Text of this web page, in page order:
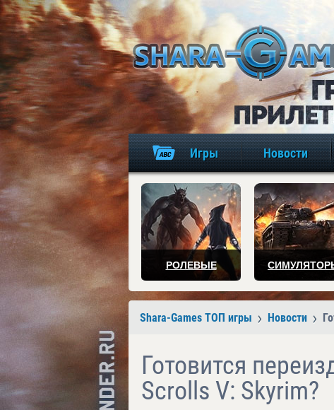
Игры Новости
РОЛЕВЫЕ
Shara-Games ТОП игры Новости
Готовится
Scrolls V: Skyrim?